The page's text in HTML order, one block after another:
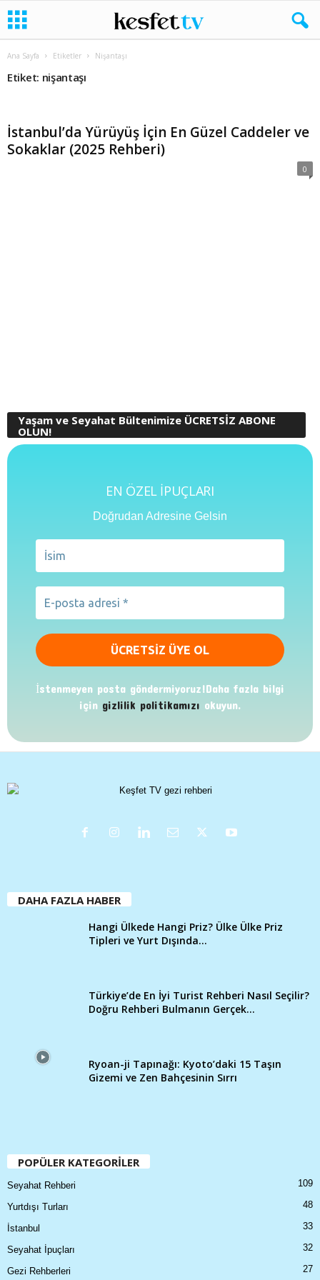
Ana Sayfa Etiketler Nişantaşı
Etiket: nişantaşı
İstanbul’da Yürüyüş İçin En Güzel Caddeler ve
Sokaklar (2025 Rehberi)
0
Yaşam ve Seyahat Bültenimize ÜCRETSİZ ABONE
OLUN!
EN ÖZEL İPUÇLARI
Doğrudan Adresine Gelsin
İstenmeyen posta göndermiyoruz!Daha fazla bilgi
için gizlilik politikamızı okuyun.
DAHA FAZLA HABER
Hangi Ülkede Hangi Priz? Ülke Ülke Priz
Tipleri ve Yurt Dışında...
Türkiye’de En İyi Turist Rehberi Nasıl Seçilir?
Doğru Rehberi Bulmanın Gerçek...
Ryoan-ji Tapınağı: Kyoto’daki 15 Taşın
Gizemi ve Zen Bahçesinin Sırrı
POPÜLER KATEGORİLER
Seyahat Rehberi 109
Yurtdışı Turları 48
İstanbul 33
Seyahat İpuçları 32
Gezi Rehberleri 27